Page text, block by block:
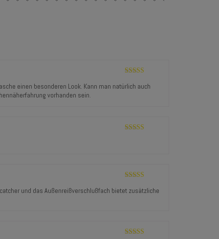
5von 5
einen besonderen Look. Kann man natürlich auch
vorhanden sein.
5 von 5
und das Außenreißverschlußfach bietet zusätzliche